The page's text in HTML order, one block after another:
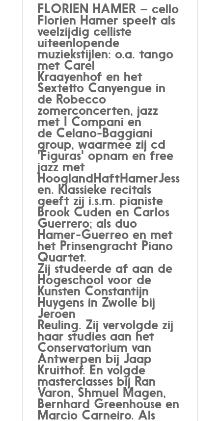
FLORIEN HAMER – cello
Florien Hamer speelt als
veelzijdig celliste
uiteenlopende
muziekstijlen: o.a. tango
met Carel
Kraayenhof en het
Sextetto Canyengue in
de Robecco
zomerconcerten, jazz
met I Compani en
de Celano-Baggiani
group, waarmee zij cd
'Figuras' opnam en free
jazz met
HooglandHaftHamerJess
en. Klassieke recitals
geeft zij i.s.m. pianiste
Brook Cuden en Carlos
Guerrero; als duo
Hamer-Guerreo en met
het Prinsengracht Piano
Quartet.
Zij studeerde af aan de
Hogeschool voor de
Kunsten Constantijn
Huygens in Zwolle bij
Jeroen
Reuling. Zij vervolgde zij
haar studies aan het
Conservatorium van
Antwerpen bij Jaap
Kruithof. En volgde
masterclasses bij Ran
Varon, Shmuel Magen,
Bernhard Greenhouse en
Marcio Carneiro. Als